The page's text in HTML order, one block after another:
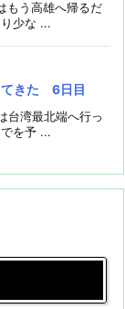
もう高雄へ帰るだ
少な ...
てきた 6日目
台湾最北端へ行っ
を予 ...